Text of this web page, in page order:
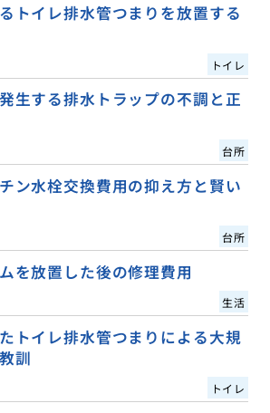
トイレ排水管つまりを放置する
トイレ
生する排水トラップの不調と正
台所
ン水栓交換費用の抑え方と賢い
台所
を放置した後の修理費用
生活
トイレ排水管つまりによる大規
訓
トイレ